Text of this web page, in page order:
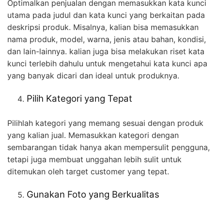
Optimalkan penjualan dengan memasukkan kata kunci
utama pada judul dan kata kunci yang berkaitan pada
deskripsi produk. Misalnya, kalian bisa memasukkan
nama produk, model, warna, jenis atau bahan, kondisi,
dan lain-lainnya. kalian juga bisa melakukan riset kata
kunci terlebih dahulu untuk mengetahui kata kunci apa
yang banyak dicari dan ideal untuk produknya.
Pilih Kategori yang Tepat
Pilihlah kategori yang memang sesuai dengan produk
yang kalian jual. Memasukkan kategori dengan
sembarangan tidak hanya akan mempersulit pengguna,
tetapi juga membuat unggahan lebih sulit untuk
ditemukan oleh target customer yang tepat.
Gunakan Foto yang Berkualitas